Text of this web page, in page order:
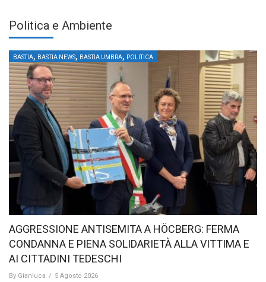
Politica e Ambiente
BASTIA, BASTIA NEWS, BASTIA UMBRA, POLITICA
AGGRESSIONE ANTISEMITA A HÖCBERG: FERMA
CONDANNA E PIENA SOLIDARIETÀ ALLA VITTIMA E
AI CITTADINI TEDESCHI
By Gianluca / 5 Agosto 2026